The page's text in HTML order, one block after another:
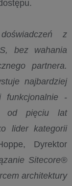
z
bez wahania
partnera.
najbardziej
funkcjonalnie -
od pięciu lat
lider kategorii
Dyrektor
Sitecore®
architektury